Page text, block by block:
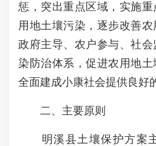
惩，突出重点区域，实施
用地土壤污染，逐步改善
政府主导、农户参与、社
染防治体系，促进农用地
全面建成小康社会提供良好
二、主要原则
明溪县土壤保护方案主